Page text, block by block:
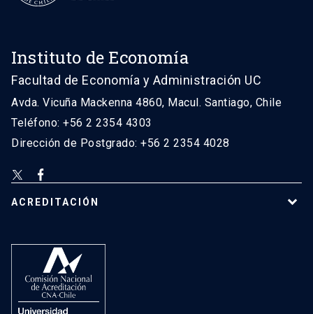
Instituto de Economía
Facultad de Economía y Administración UC
Avda. Vicuña Mackenna 4860, Macul. Santiago, Chile
Teléfono: +56 2 2354 4303
Dirección de Postgrado: +56 2 2354 4028
ACREDITACIÓN